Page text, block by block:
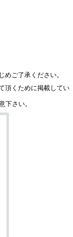
ご了承ください。
頂くために掲載してい
さい。